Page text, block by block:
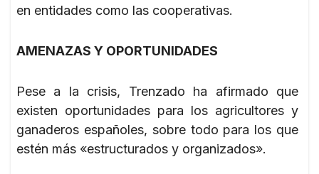
en entidades como las cooperativas.
AMENAZAS Y OPORTUNIDADES
Pese a la crisis, Trenzado ha afirmado que
existen oportunidades para los agricultores y
ganaderos españoles, sobre todo para los que
estén más «estructurados y organizados».